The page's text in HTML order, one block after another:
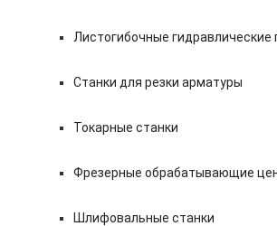
Листогибочные гидравлические
Станки для резки арматуры
Токарные станки
Фрезерные обрабатывающие
Шлифовальные станки